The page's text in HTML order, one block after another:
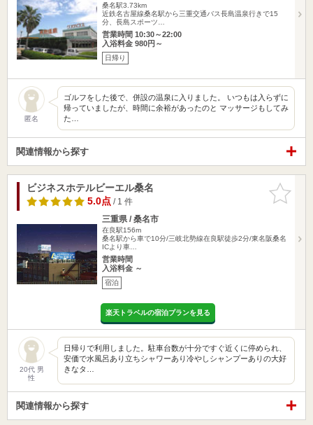
桑名駅3.73km
近鉄名古屋線桑名駅から三重交通バス長島温泉行きで15
分、長島スポーツ…
営業時間 10:30～22:00
入浴料金 980円～
日帰り
匿名
ゴルフをした後で、併設の温泉に入りました。 いつもは入らずに
帰っていましたが、時間に余裕があったのと マッサージもしてみ
た…
関連情報から探す
お気に入
りに追加
ビジネスホテルビーエル桑名
5.0点/ 1 件
三重県 / 桑名市
在良駅156m
桑名駅から車で10分/三岐北勢線在良駅徒歩2分/東名阪桑名
ICより車…
営業時間
入浴料金 ～
宿泊
楽天トラベルの宿泊プランを見る
20代 男
性
日帰りで利用しました。駐車台数が十分ですぐ近くに停められ、
安価で水風呂あり立ちシャワーあり冷やしシャンプーありの大好
きなタ…
関連情報から探す